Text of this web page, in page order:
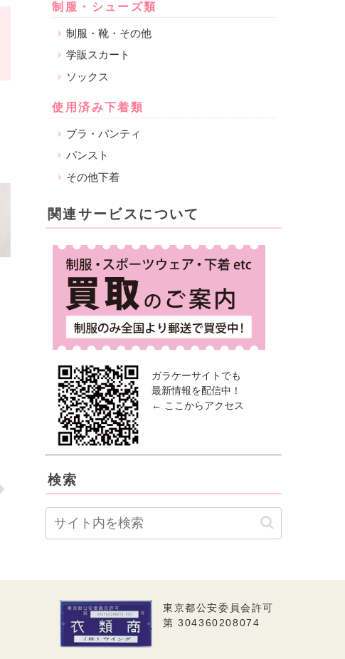
制服・シューズ類
制服・靴・その他
学販スカート
ソックス
使用済み下着類
ブラ・パンティ
パンスト
その他下着
関連サービスについて
ガラケーサイトでも
最新情報を配信中！
← ここからアクセス
検索
東京都公安委員会許可
第 304360208074